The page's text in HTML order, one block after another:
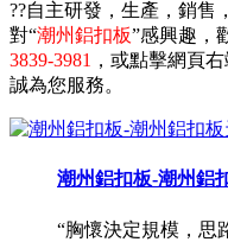
??自主研發，生產，銷售
對“潮州鋁扣板”感興趣，
3839-3981 ，或點擊網頁
誠為您服務。
潮州鋁扣板-潮州鋁
“胸懷決定規模，思